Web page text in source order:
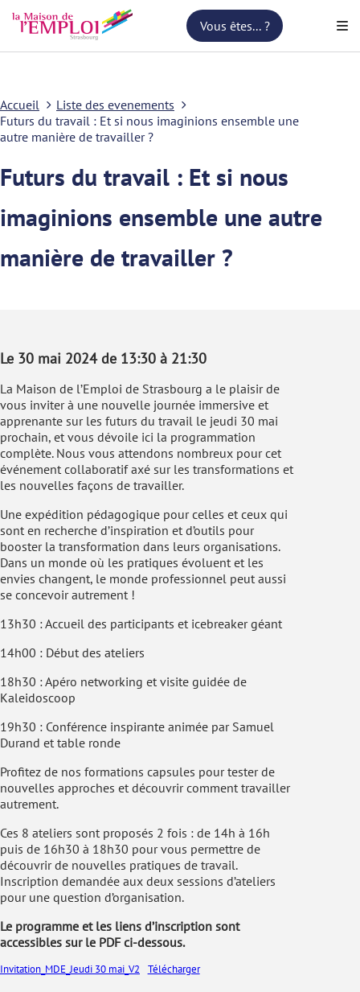
Vous êtes... ?
Accueil
Liste des evenements
Futurs du travail : Et si nous imaginions ensemble une
autre manière de travailler ?
Futurs du travail : Et si nous
imaginions ensemble une autre
manière de travailler ?
Le 30 mai 2024 de 13:30 à 21:30
La Maison de l’Emploi de Strasbourg a le plaisir de
vous inviter à une nouvelle journée immersive et
apprenante sur les futurs du travail le jeudi 30 mai
prochain, et vous dévoile ici la programmation
complète. Nous vous attendons nombreux pour cet
événement collaboratif axé sur les transformations et
les nouvelles façons de travailler.
Une expédition pédagogique pour celles et ceux qui
sont en recherche d’inspiration et d’outils pour
booster la transformation dans leurs organisations.
Dans un monde où les pratiques évoluent et les
envies changent, le monde professionnel peut aussi
se concevoir autrement !
13h30 : Accueil des participants et icebreaker géant
14h00 : Début des ateliers
18h30 : Apéro networking et visite guidée de
Kaleidoscoop
19h30 : Conférence inspirante animée par Samuel
Durand et table ronde
Profitez de nos formations capsules pour tester de
nouvelles approches et découvrir comment travailler
autrement.
Ces 8 ateliers sont proposés 2 fois : de 14h à 16h
puis de 16h30 à 18h30 pour vous permettre de
découvrir de nouvelles pratiques de travail.
Inscription demandée aux deux sessions d’ateliers
pour une question d’organisation.
Le programme et les liens d’inscription sont
accessibles sur le PDF ci-dessous.
Invitation_MDE_Jeudi 30 mai_V2 Télécharger